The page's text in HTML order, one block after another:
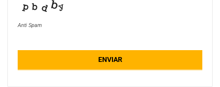
Anti Spam
ENVIAR